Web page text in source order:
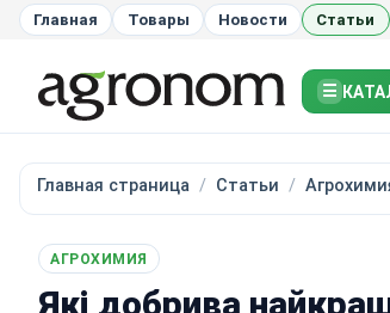
Главная Товары Новости Статьи
☰
Главная страница Статьи
АГРОХИМИЯ
Які добрива